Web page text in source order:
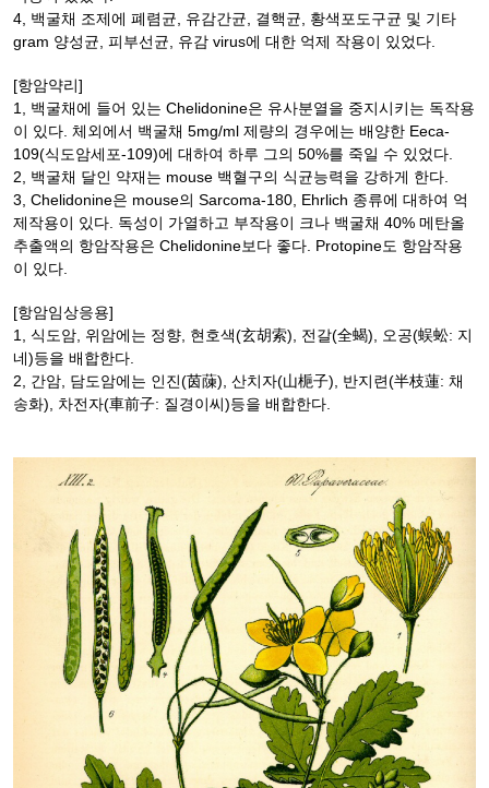
4, 백굴채 조제에 폐렴균, 유감간균, 결핵균, 황색포도구균 및 기타
gram 양성균, 피부선균, 유감 virus에 대한 억제 작용이 있었다.
[항암약리]
1, 백굴채에 들어 있는 Chelidonine은 유사분열을 중지시키는 독작용
이 있다. 체외에서 백굴채 5mg/ml 제량의 경우에는 배양한 Eeca-
109(식도암세포-109)에 대하여 하루 그의 50%를 죽일 수 있었다.
2, 백굴채 달인 약재는 mouse 백혈구의 식균능력을 강하게 한다.
3, Chelidonine은 mouse의 Sarcoma-180, Ehrlich 종류에 대하여 억
제작용이 있다. 독성이 가열하고 부작용이 크나 백굴채 40% 메탄올
추출액의 항암작용은 Chelidonine보다 좋다. Protopine도 항암작용
이 있다.
[항암임상응용]
1, 식도암, 위암에는 정향, 현호색(玄胡索), 전갈(全蝎), 오공(蜈蚣: 지
네)등을 배합한다.
2, 간암, 담도암에는 인진(茵蔯), 산치자(山梔子), 반지련(半枝蓮: 채
송화), 차전자(車前子: 질경이씨)등을 배합한다.